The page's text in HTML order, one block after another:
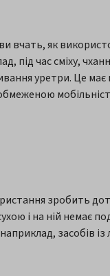
вчать, як
час сміху,
уретри. Це
зробить
і на ній немає
засобів із